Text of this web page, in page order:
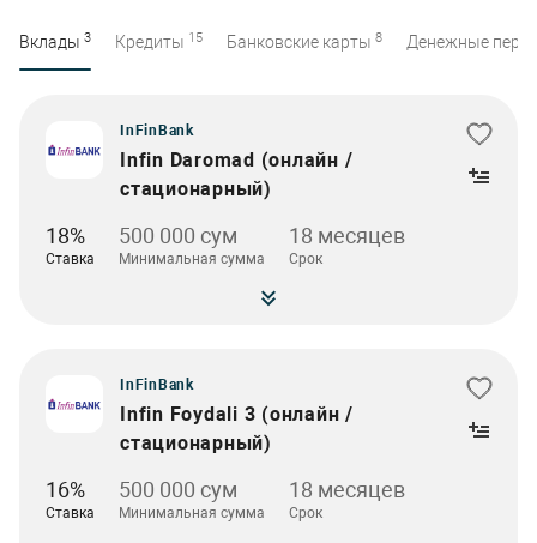
Вклады 3 Кредиты 15 Банковские карты 8 Денежные
InFinBank
Infin Daromad (онлайн /
стационарный)
18%
Ставка
500 000 сум
Минимальная сумма
18 месяцев
Срок
InFinBank
Infin Foydali 3 (онлайн /
стационарный)
16%
Ставка
500 000 сум
Минимальная сумма
18 месяцев
Срок